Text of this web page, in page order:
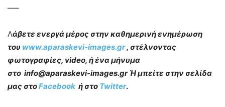
—–
Λάβετε ενεργά μέρος στην καθημερινή ενημέρωση
του www.aparaskevi-images.gr, στέλνοντας
φωτογραφίες, video, ή ένα μήνυμα
στο info@aparaskevi-images.gr Ή μπείτε στην σελίδα
μας στοFacebook ή στο Twitter.